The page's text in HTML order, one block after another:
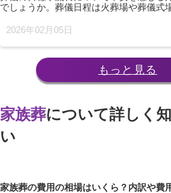
でしょうか。葬儀日程は火葬場や葬儀式
め方や逝去から通夜・告別式までの流れ
しておきましょう。ぜひ参考にしてみて
2026年02月05日
もっと見る
家族葬について詳しく
い
家族葬の費用の相場はいくら？内訳や費